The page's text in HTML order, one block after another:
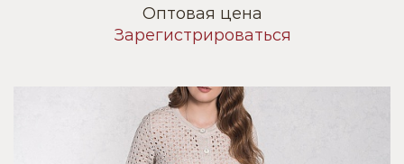
Оптовая цена
Зарегистрироваться